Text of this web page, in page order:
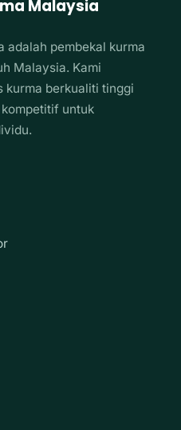
Malaysia
adalah pembekal kurma
Malaysia. Kami
kurma berkualiti tinggi
untuk